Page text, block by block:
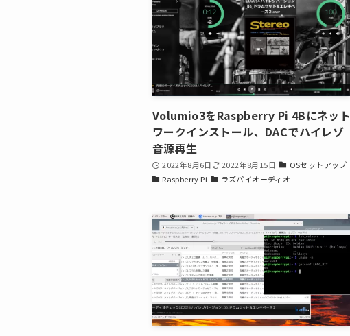
Volumio3をRaspberry Pi 4Bにネット
ワークインストール、DACでハイレゾ
音源再生
2022年8月6日 2022年8月15日
OSセットアップ
Raspberry Pi
ラズパイオーディオ